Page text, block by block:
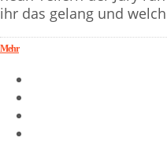
ihr das gelang und
Mehr